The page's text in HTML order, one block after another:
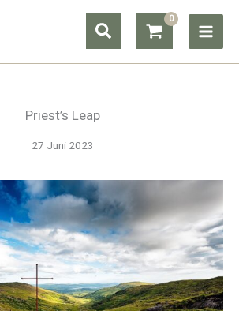
Suchen
Priest’s Leap
27 Juni 2023